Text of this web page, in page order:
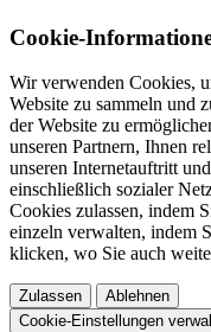
Cookie-
Wir verwenden Cookies,
Website zu sammeln und
der Website zu
unseren Partnern, Ihnen
unseren Internetauftritt
einschließlich sozialer
Cookies zulassen, indem
einzeln verwalten, indem
klicken, wo Sie auch
Zulassen
Ablehnen
Cookie-Einstellungen